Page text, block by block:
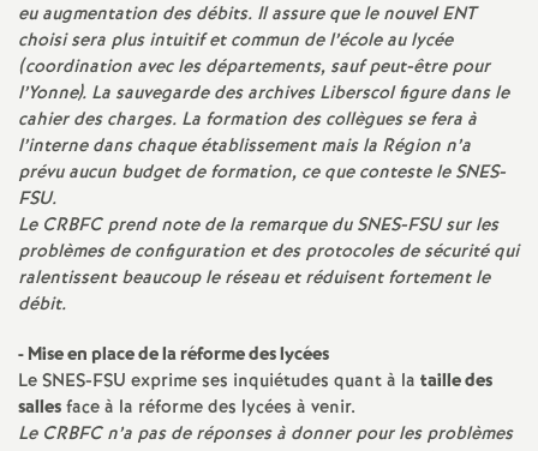
i
g
n
e
m
n
eu augmentation des débits. Il assure que le nouvel ENT
choisi sera plus intuitif et commun de l’école au lycée
(coordination avec les départements, sauf peut-être pour
l’Yonne). La sauvegarde des archives Liberscol figure dans le
cahier des charges. La formation des collègues se fera à
l’interne dans chaque établissement mais la Région n’a
prévu aucun budget de formation, ce que conteste le SNES-
FSU.
Le CRBFC prend note de la remarque du SNES-FSU sur les
problèmes de configuration et des protocoles de sécurité qui
ralentissent beaucoup le réseau et réduisent fortement le
débit.
- Mise en place de la réforme des lycées
Le SNES-FSU exprime ses inquiétudes quant à la taille des
sallesface à la réforme des lycées à venir.
Le CRBFC n’a pas de réponses à donner pour les problèmes